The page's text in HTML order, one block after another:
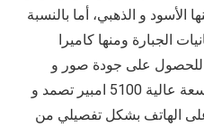
الأسود و الذهبي، أما بالنسبة
الجبارة ومنها كاميرا
للحصول على جودة صور و
فيديوهات مميزة، و بطارية ذات سعة عالية 5100 امبير تصمد و
الهاتف بشكل تفصيلي من